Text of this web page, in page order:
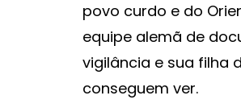
povo curdo e do
equipe alemã de
vigilância e sua filha
conseguem ver.